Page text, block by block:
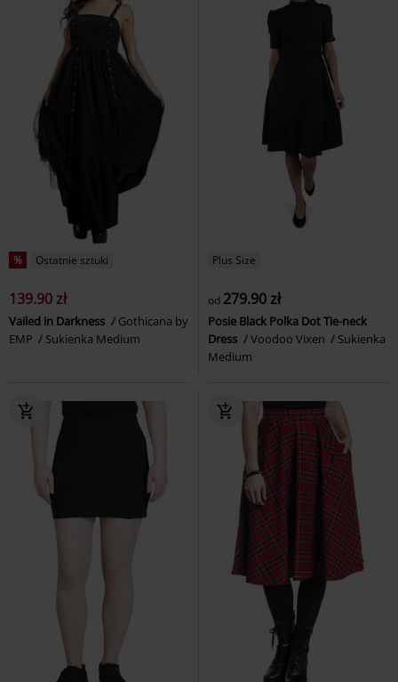
% Ostatnie sztuki
139.90 zł
Vailed in Darkness
Gothicana by
EMP
Sukienka Medium
Plus Size
od 279.90 zł
Posie Black Polka Dot Tie-neck
Dress
Voodoo Vixen
Sukienka
Medium